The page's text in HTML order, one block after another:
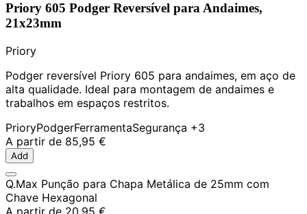
Priory 605 Podger Reversível para Andaimes,
21x23mm
Priory
Podger reversível Priory 605 para andaimes, em aço de
alta qualidade. Ideal para montagem de andaimes e
trabalhos em espaços restritos.
PrioryPodgerFerramentaSegurança +3
A partir de 85,95 €
Add
Q.Max Punção para Chapa Metálica de 25mm com
Chave Hexagonal
A partir de 20,95 €